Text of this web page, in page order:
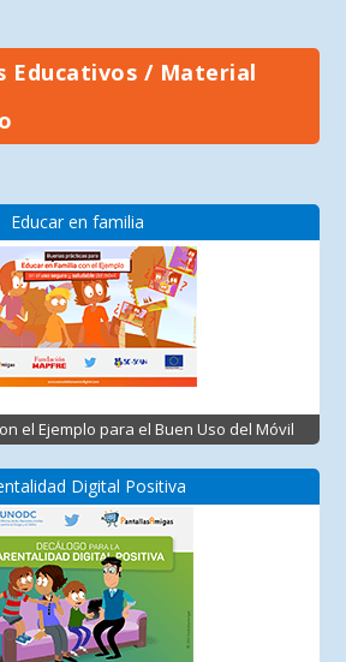
Educativos / Material
Educar en familia
el Ejemplo para el Buen Uso del Móvil
Digital Positiva